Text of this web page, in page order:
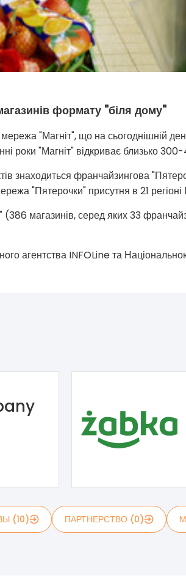
формату "біля дому"
"Магніт", що на сьогоднішній
роки "Магніт" відкриває близько
знаходиться франчайзингова
"Пятерочки" присутня в 21 регіоні
магазинів, серед яких 33
агентства INFOLine та
(10) ПАРТНЕРСТВО (0)